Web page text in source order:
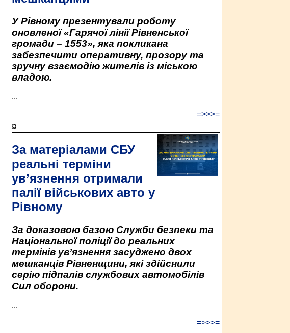
У Рівному презентували роботу
оновленої «Гарячої лінії Рівненської
громади – 1553», яка покликана
забезпечити оперативну, прозору та
зручну взаємодію жителів із міською
владою.
...
=>>>=
¤
За матеріалами СБУ
реальні терміни
ув’язнення отримали
палії військових авто у
Рівному
За доказовою базою Служби безпеки та
Національної поліції до реальних
термінів ув’язнення засуджено двох
мешканців Рівненщини, які здійснили
серію підпалів службових автомобілів
Сил оборони.
...
=>>>=